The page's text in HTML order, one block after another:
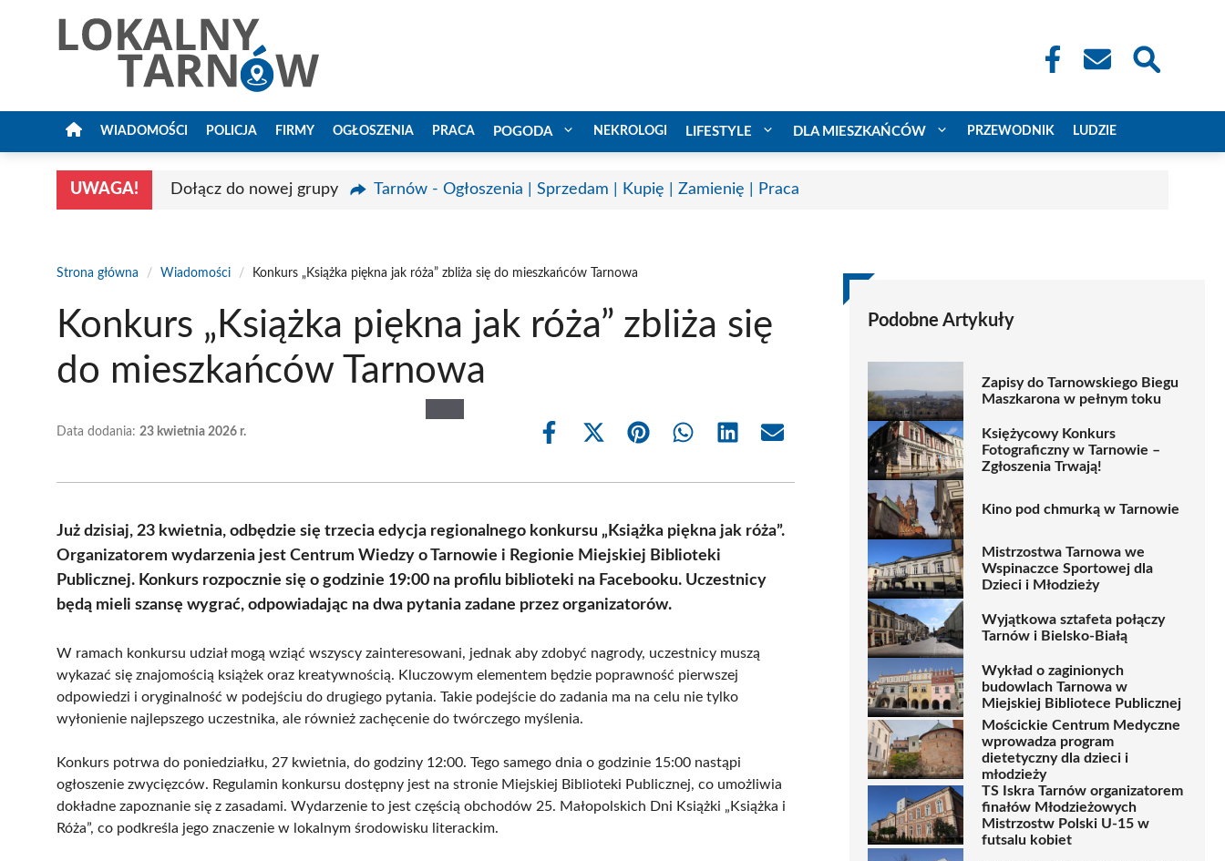
WIADOMOŚCI POLICJA FIRMY OGŁOSZENIA PRACA POGODA NEKROLOGI LIFESTYLE DLA MIESZKAŃCÓW PRZEWODNIK LUDZIE
UWAGA! Dołącz do nowej grupy Tarnów - Ogłoszenia | Sprzedam | Kupię | Zamienię | Praca
Strona główna / Wiadomości / Konkurs „Książka piękna jak róża” zbliża się do mieszkańców Tarnowa
Konkurs „Książka piękna jak róża” zbliża się
do mieszkańców Tarnowa
Data dodania: 23 kwietnia 2026 r.
Share
Share
(Twitter)
Share Share Share Share
Już dzisiaj, 23 kwietnia, odbędzie się trzecia edycja regionalnego konkursu „Książka piękna jak róża”.
Organizatorem wydarzenia jest Centrum Wiedzy o Tarnowie i Regionie Miejskiej Biblioteki
Publicznej. Konkurs rozpocznie się o godzinie 19:00 na profilu biblioteki na Facebooku. Uczestnicy
będą mieli szansę wygrać, odpowiadając na dwa pytania zadane przez organizatorów.
W ramach konkursu udział mogą wziąć wszyscy zainteresowani, jednak aby zdobyć nagrody, uczestnicy muszą
wykazać się znajomością książek oraz kreatywnością. Kluczowym elementem będzie poprawność pierwszej
odpowiedzi i oryginalność w podejściu do drugiego pytania. Takie podejście do zadania ma na celu nie tylko
wyłonienie najlepszego uczestnika, ale również zachęcenie do twórczego myślenia.
Konkurs potrwa do poniedziałku, 27 kwietnia, do godziny 12:00. Tego samego dnia o godzinie 15:00 nastąpi
ogłoszenie zwycięzców. Regulamin konkursu dostępny jest na stronie Miejskiej Biblioteki Publicznej, co umożliwia
dokładne zapoznanie się z zasadami. Wydarzenie to jest częścią obchodów 25. Małopolskich Dni Książki „Książka i
Róża”, co podkreśla jego znaczenie w lokalnym środowisku literackim.
Podobne Artykuły
Zapisy do Tarnowskiego Biegu
Maszkarona w pełnym toku
Księżycowy Konkurs
Fotograficzny w Tarnowie –
Zgłoszenia Trwają!
Kino pod chmurką w Tarnowie
Mistrzostwa Tarnowa we
Wspinaczce Sportowej dla
Dzieci i Młodzieży
Wyjątkowa sztafeta połączy
Tarnów i Bielsko-Białą
Wykład o zaginionych
budowlach Tarnowa w
Miejskiej Bibliotece Publicznej
Mościckie Centrum Medyczne
wprowadza program
dietetyczny dla dzieci i
młodzieży
TS Iskra Tarnów organizatorem
finałów Młodzieżowych
Mistrzostw Polski U-15 w
futsalu kobiet